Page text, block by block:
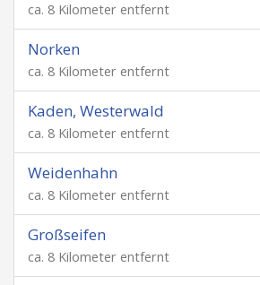
ca. 8 Kilometer entfernt
Norken
ca. 8 Kilometer entfernt
Kaden, Westerwald
ca. 8 Kilometer entfernt
Weidenhahn
ca. 8 Kilometer entfernt
Großseifen
ca. 8 Kilometer entfernt